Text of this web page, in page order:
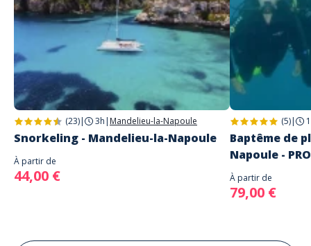
(23)| 3h | Mandelieu-la-Napoule
Snorkeling - Mandelieu-la-Napoule
À partir de
44,00 €
(5)|
Baptême de
Napoule -
À partir de
79,00 €